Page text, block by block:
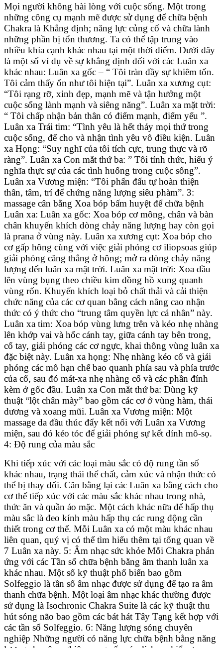
Mọi người không hài lòng với cuộc sống. Một trong
những công cụ mạnh mẽ được sử dụng để chữa bệnh
Chakra là Khẳng định; năng lực củng cố và chữa lành
những phần bị tổn thương. Ta có thể tập trung vào
nhiều khía cạnh khác nhau tại một thời điểm. Dưới đây
là một số ví dụ về sự khẳng định đối với các Luân xa
khác nhau: Luân xa gốc – “ Tôi tràn đầy sự khiêm tốn.
Tôi cảm thấy ổn như tôi hiện tại”. Luân xa xương cụt:
“Tôi rạng rỡ, xinh đẹp, mạnh mẽ và tận hưởng một
cuộc sống lành mạnh và siêng năng”. Luân xa mặt trời:
“ Tôi chấp nhận bản thân có điểm mạnh, điểm yếu ”.
Luân xa Trái tim: “Tình yêu là hết thảy mọi thứ trong
cuộc sống, để cho và nhận tình yêu vô điều kiện. Luân
xa Họng: “Suy nghĩ của tôi tích cực, trung thực và rõ
ràng”. Luân xa Con mắt thứ ba: ” Tôi tỉnh thức, hiểu ý
nghĩa thực sự của các tình huống trong cuộc sống”.
Luân xa Vương miện: “Tôi phấn đấu tự hoàn thiện
thân, tâm, trí để chứng năng lượng siêu phàm”. 3:
massage cân bằng Xoa bóp bấm huyệt để chữa bệnh
Luân xa: Luân xa gốc: Xoa bóp cơ mông, chân và bàn
chân khuyến khích dòng chảy năng lượng hay còn gọi
là prana ở vùng này. Luân xa xương cụt: Xoa bóp cho
cơ gấp hông cùng với việc giải phóng cơ iliopsoas giúp
giải phóng căng thẳng ở hông; mở ra dòng chảy năng
lượng đến luân xa mặt trời. Luân xa mặt trời: Xoa dầu
lên vùng bụng theo chiều kim đồng hồ xung quanh
vùng rốn. Khuyến khích loại bỏ chất thải và cải thiện
chức năng của các cơ quan bằng cách nâng cao nhận
thức có ý thức cho “trung tâm quyền lực cá nhân” này.
Luân xa tim: Xoa bóp vùng lưng trên và kéo nhẹ nhàng
lên khớp vai và hốc cánh tay, giữa cánh tay bên trong,
cổ tay, giải phóng các cơ ngực, khai thông vùng luân xa
đặc biệt này. Luân xa họng: Nhẹ nhàng kéo cổ và giải
phóng các mô hạn chế bao quanh phía sau và phía trước
của cổ, sau đó mát-xa nhẹ nhàng cổ và các phần đính
kèm ở gốc đầu. Luân xa Con mắt thứ ba: Dùng kỹ
thuật “lột chân mày” bao gồm các cơ ở vùng hàm, thái
dương và xoang mũi. Luân xa Vương miện: Một
massage da đầu thúc đẩy kết nối với Luân xa Vương
miện, sau đó kéo tóc để giải phóng sự kết dính mô-sọ.
4: Độ rung của màu sắc
Khi tiếp xúc với các loại màu sắc có độ rung tần số
khác nhau, trạng thái thể chất, cảm xúc và nhận thức có
thể bị thay đổi. Cân bằng lại các Luân xa bằng cách cho
cơ thể tiếp xúc với các màu sắc khác nhau trong nhà,
thức ăn và quần áo mặc. Một cách khác nữa để hấp thụ
màu sắc là đeo kính màu hấp thụ các rung động cần
thiết trong cơ thể. Mỗi Luân xa có một màu khác nhau
liên quan, quý vị có thể tìm hiểu thêm tại tổng quan về
7 Luân xa này. 5: Âm nhạc sức khỏe Mỗi Chakra phản
ứng với các Tần số chữa bệnh bằng âm thanh luân xa
khác nhau. Một số kỹ thuật phổ biến bao gồm
Solfeggio là tần số âm nhạc được sử dụng để tạo ra âm
thanh chữa bệnh. Một loại âm nhạc khác thường được
sử dụng là Isochronic Chakra Suite là các kỹ thuật thu
hút sóng não bao gồm các bát hát Tây Tạng kết hợp với
các tần số Solfeggio. 6: Năng lượng sóng chuyên
nghiệp Những người có năng lực chữa bệnh bằng năng